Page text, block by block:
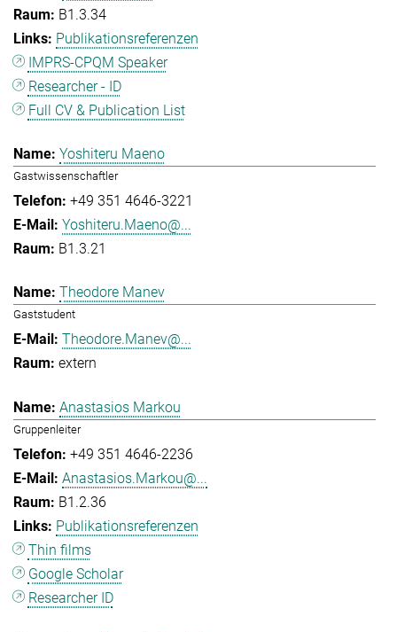
B1.3.34
Publikationsreferenzen
IMPRS-CPQM Speaker
Researcher - ID
Full CV & Publication List
Yoshiteru Maeno
Gastwissenschaftler
+49 351 4646-3221
Yoshiteru.Maeno@...
B1.3.21
Theodore Manev
Gaststudent
Theodore.Manev@...
extern
Anastasios Markou
Gruppenleiter
+49 351 4646-2236
Anastasios.Markou@...
B1.2.36
Publikationsreferenzen
Thin films
Google Scholar
Researcher ID